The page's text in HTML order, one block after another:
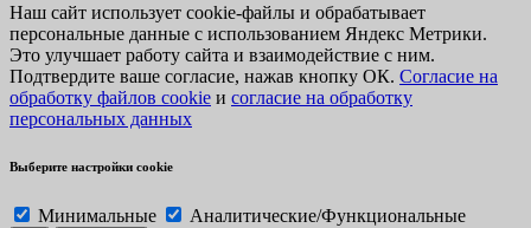
Наш сайт использует cookie-файлы и обрабатывает
персональные данные с использованием Яндекс Метрики.
Это улучшает работу сайта и взаимодействие с ним.
Подтвердите ваше согласие, нажав кнопку ОК. Согласие на
обработку файлов cookie и согласие на обработку
персональных данных
Выберите настройки cookie
Минимальные Аналитические/Функциональные